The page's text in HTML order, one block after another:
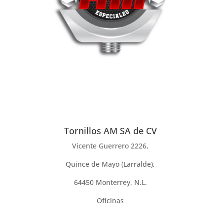
Tornillos AM SA de CV
Vicente Guerrero 2226,
Quince de Mayo (Larralde),
64450 Monterrey, N.L.
Oficinas